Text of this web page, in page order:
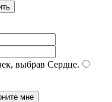
выбрав Сердце.